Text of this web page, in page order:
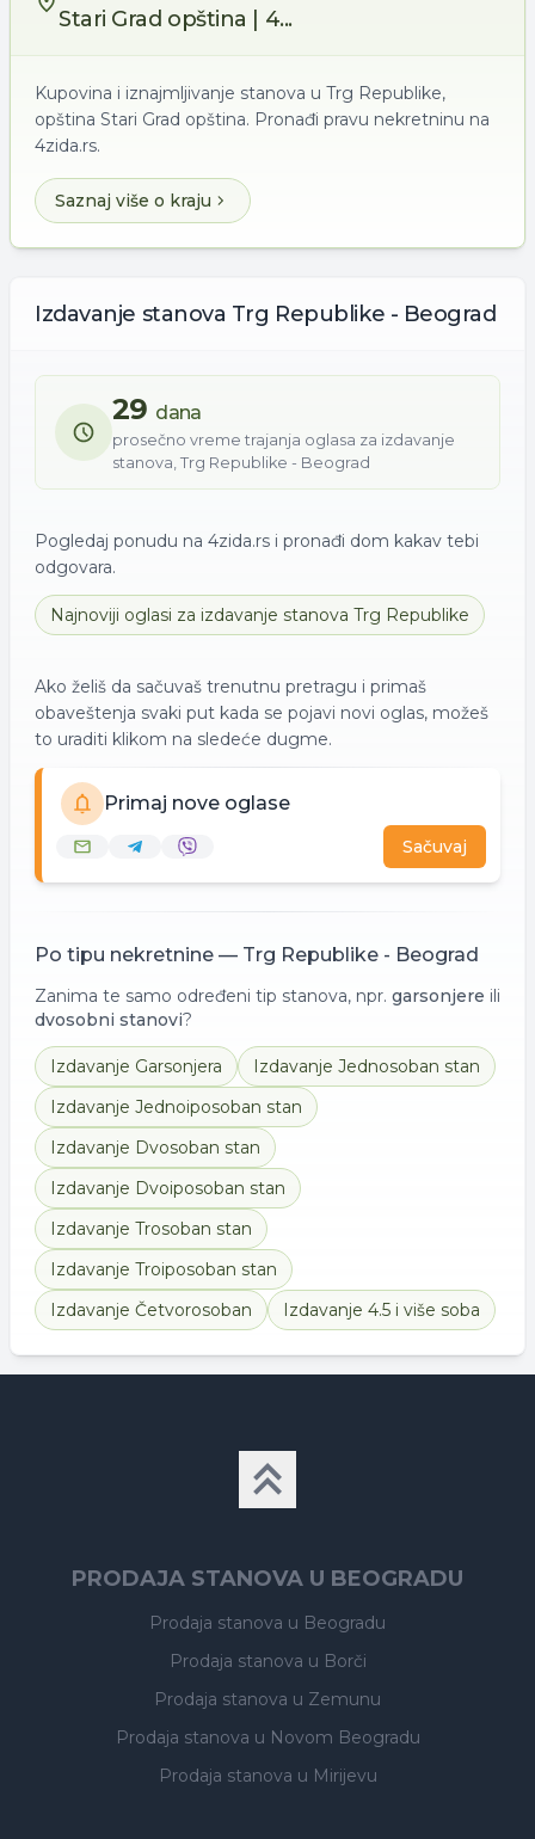
Stari Grad opština | 4...
Kupovina i iznajmljivanje stanova u Trg Republike,
opština Stari Grad opština. Pronađi pravu nekretninu na
4zida.rs.
Saznaj više o kraju
Izdavanje stanova Trg Republike - Beograd
29 dana
prosečno vreme trajanja oglasa za izdavanje
stanova, Trg Republike - Beograd
Pogledaj ponudu na 4zida.rs i pronađi dom kakav tebi
odgovara.
Najnoviji oglasi za izdavanje stanova Trg Republike
Ako želiš da sačuvaš trenutnu pretragu i primaš
obaveštenja svaki put kada se pojavi novi oglas, možeš
to uraditi klikom na sledeće dugme.
Primaj nove oglase
Sačuvaj
Po tipu nekretnine — Trg Republike - Beograd
Zanima te samo određeni tip stanova, npr. garsonjere ili
dvosobni stanovi?
Izdavanje Garsonjera Izdavanje Jednosoban stan
Izdavanje Jednoiposoban stan
Izdavanje Dvosoban stan
Izdavanje Dvoiposoban stan
Izdavanje Trosoban stan
Izdavanje Troiposoban stan
Izdavanje Četvorosoban Izdavanje 4.5 i više soba
PRODAJA STANOVA U BEOGRADU
Prodaja stanova u Beogradu
Prodaja stanova u Borči
Prodaja stanova u Zemunu
Prodaja stanova u Novom Beogradu
Prodaja stanova u Mirijevu